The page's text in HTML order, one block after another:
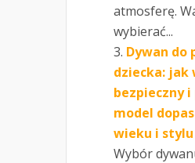
atmosferę.
wybierać...
Dywan do
dziecka: jak
bezpieczny
model
wieku i
Wybór